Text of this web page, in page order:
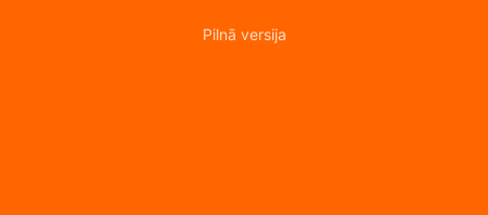
Pilnā versija